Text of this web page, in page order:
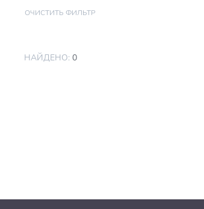
ОЧИСТИТЬ ФИЛЬТР
НАЙДЕНО: 0